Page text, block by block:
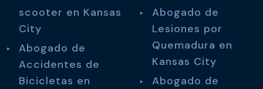
scooter en Kansas
City
Abogado de
Accidentes de
Bicicletas en
Abogado de
Lesiones por
Quemadura en
Kansas City
Abogado de